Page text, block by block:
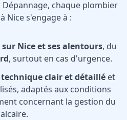
Dépannage, chaque plombier
Nice s'engage à :
Nice et ses alentours, du
, surtout en cas d'urgence.
clair et détailléet
adaptés aux conditions
concernant la gestion du